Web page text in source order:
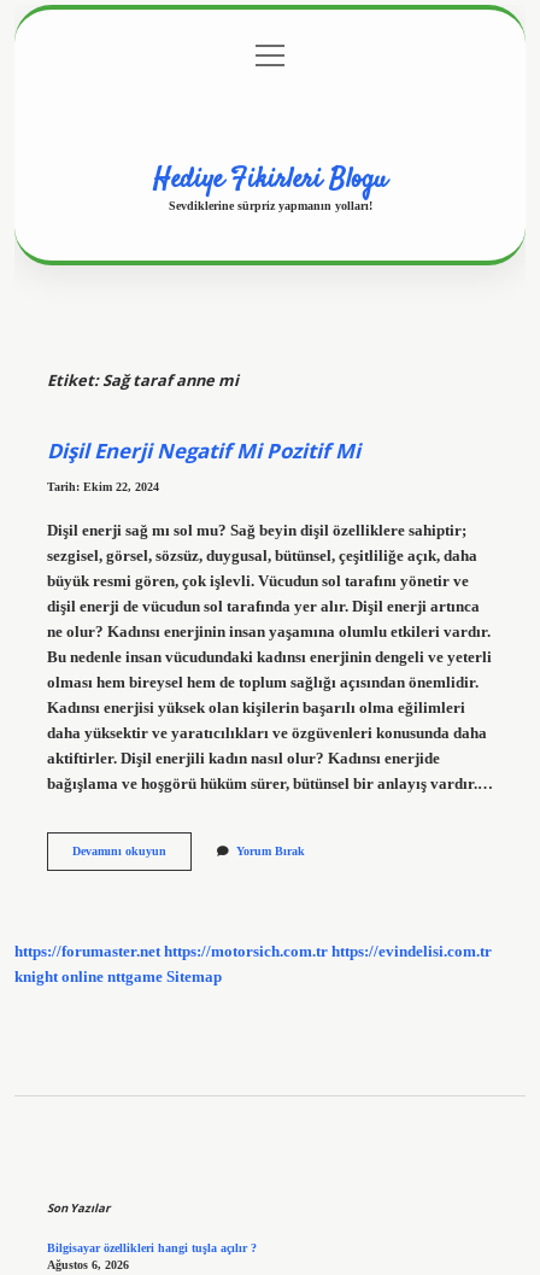
Gizlilik Politikası
menüyü
aç
Hediye Fikirleri Blogu
Sevdiklerine sürpriz yapmanın yolları!
Etiket:Sağ taraf anne mi
Dişil Enerji Negatif Mi Pozitif Mi
Tarih: Ekim 22, 2024
Dişil enerji sağ mı sol mu? Sağ beyin dişil özelliklere sahiptir;
sezgisel, görsel, sözsüz, duygusal, bütünsel, çeşitliliğe açık, daha
büyük resmi gören, çok işlevli. Vücudun sol tarafını yönetir ve
dişil enerji de vücudun sol tarafında yer alır. Dişil enerji artınca
ne olur? Kadınsı enerjinin insan yaşamına olumlu etkileri vardır.
Bu nedenle insan vücudundaki kadınsı enerjinin dengeli ve yeterli
olması hem bireysel hem de toplum sağlığı açısından önemlidir.
Kadınsı enerjisi yüksek olan kişilerin başarılı olma eğilimleri
daha yüksektir ve yaratıcılıkları ve özgüvenleri konusunda daha
aktiftirler. Dişil enerjili kadın nasıl olur? Kadınsı enerjide
bağışlama ve hoşgörü hüküm sürer, bütünsel bir anlayış vardır.…
Devamını okuyunDişil
Yorum Bırak
https://forumaster.net https://motorsich.com.tr https://evindelisi.com.tr
knight online nttgame Sitemap
Son Yazılar
Bilgisayar özellikleri hangi tuşla açılır ?
Ağustos 6, 2026